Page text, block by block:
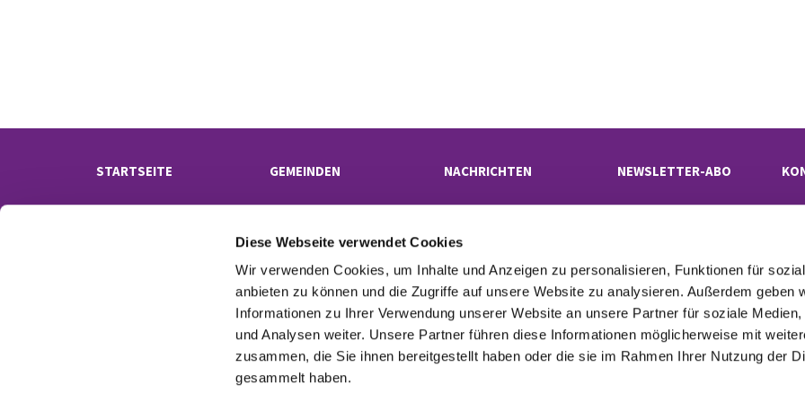
Diese Webseite verwendet Cookies
Wir verwenden Cookies, um Inhalte und Anzeigen zu personalisieren, Funktionen für
anbieten zu können und die Zugriffe auf unsere Website zu analysieren. Außerdem geben
Informationen zu Ihrer Verwendung unserer Website an unsere Partner für soziale Medien,
und Analysen weiter. Unsere Partner führen diese Informationen möglicherweise mit
zusammen, die Sie ihnen bereitgestellt haben oder die sie im Rahmen Ihrer Nutzung der
gesammelt haben.
STARTSEITE GEMEINDEN NACHRICHTEN NEWSLETTER-ABO
· Rübelandstraße 9 B, 12053 Berlin
superintendentur(at)kk-neukoelln.de
Kontaktinformationen Cookie-Richtlinie Erklärung zur Barrierefreiheit